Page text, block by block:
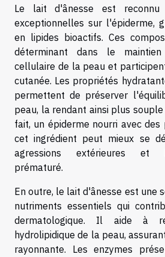
Le lait d'ânesse est
exceptionnelles sur l'épiderme,
en lipides bioactifs. Ces
déterminant dans le
cellulaire de la peau et
cutanée. Les propriétés
permettent de préserver
peau, la rendant ainsi plus
fait, un épiderme nourri avec
cet ingrédient peut mieux se
agressions extérieures et
prématuré.
En outre, le lait d'ânesse est une
nutriments essentiels qui
dermatologique. Il aide à
hydrolipidique de la peau,
rayonnante. Les enzymes